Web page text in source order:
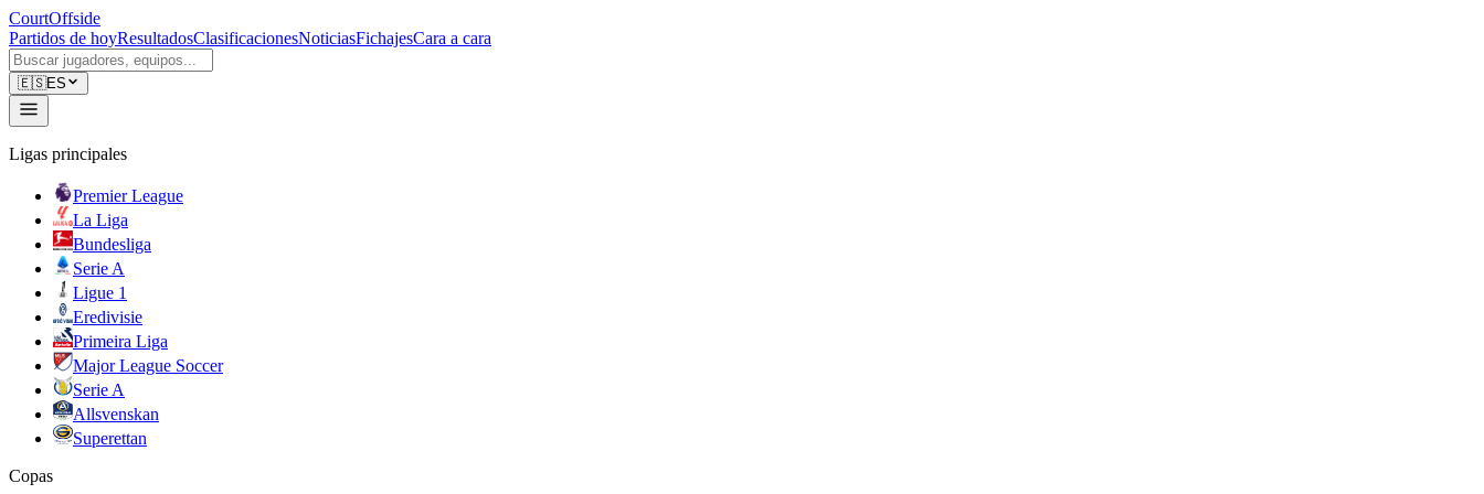
CourtOffside
Partidos de hoyResultadosClasificacionesNoticiasFichajesCara a cara
🇪🇸ES
Ligas principales
Premier League
La Liga
Bundesliga
Serie A
Ligue 1
Eredivisie
Primeira Liga
Major League Soccer
Serie A
Allsvenskan
Superettan
Copas